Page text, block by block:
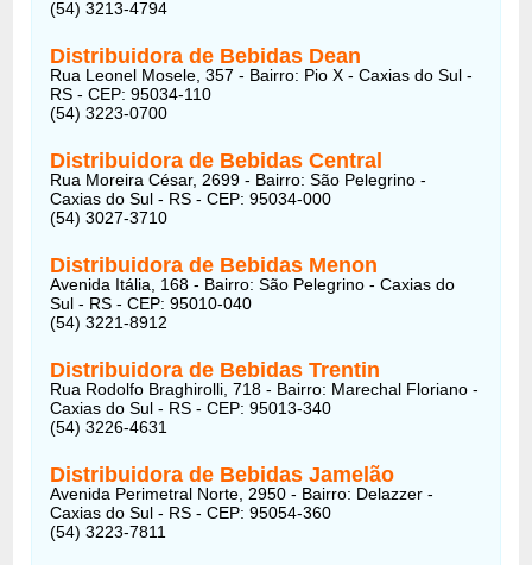
(54) 3213-4794
Distribuidora de Bebidas Dean
Rua Leonel Mosele, 357 - Bairro: Pio X - Caxias do Sul -
RS - CEP: 95034-110
(54) 3223-0700
Distribuidora de Bebidas Central
Rua Moreira César, 2699 - Bairro: São Pelegrino -
Caxias do Sul - RS - CEP: 95034-000
(54) 3027-3710
Distribuidora de Bebidas Menon
Avenida Itália, 168 - Bairro: São Pelegrino - Caxias do
Sul - RS - CEP: 95010-040
(54) 3221-8912
Distribuidora de Bebidas Trentin
Rua Rodolfo Braghirolli, 718 - Bairro: Marechal Floriano -
Caxias do Sul - RS - CEP: 95013-340
(54) 3226-4631
Distribuidora de Bebidas Jamelão
Avenida Perimetral Norte, 2950 - Bairro: Delazzer -
Caxias do Sul - RS - CEP: 95054-360
(54) 3223-7811